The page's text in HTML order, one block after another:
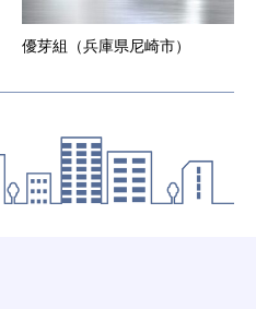
優芽組（兵庫県尼崎市）